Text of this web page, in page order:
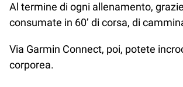
Al termine di ogni allenamento,
consumate in 60’ di corsa, di
Via Garmin Connect, poi, potete
corporea.